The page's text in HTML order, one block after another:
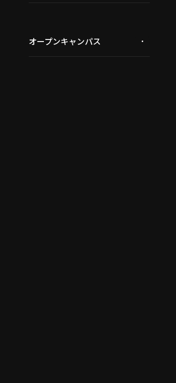
オープンキャンパス